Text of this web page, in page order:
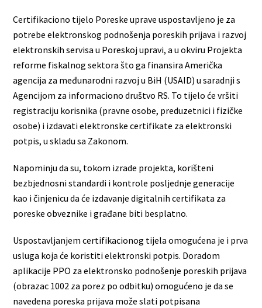
Certifikaciono tijelo Poreske uprave uspostavljeno je za
potrebe elektronskog podnošenja poreskih prijava i razvoj
elektronskih servisa u Poreskoj upravi, a u okviru Projekta
reforme fiskalnog sektora što ga finansira Američka
agencija za međunarodni razvoj u BiH (USAID) u saradnji s
Agencijom za informaciono društvo RS. To tijelo će vršiti
registraciju korisnika (pravne osobe, preduzetnici i fizičke
osobe) i izdavati elektronske certifikate za elektronski
potpis, u skladu sa Zakonom.
Napominju da su, tokom izrade projekta, korišteni
bezbjednosni standardi i kontrole posljednje generacije
kao i činjenicu da će izdavanje digitalnih certifikata za
poreske obveznike i građane biti besplatno.
Uspostavljanjem certifikacionog tijela omogućena je i prva
usluga koja će koristiti elektronski potpis. Doradom
aplikacije PPO za elektronsko podnošenje poreskih prijava
(obrazac 1002 za porez po odbitku) omogućeno je da se
navedena poreska prijava može slati potpisana